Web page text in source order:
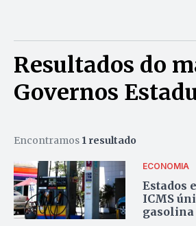
Resultados do
Governos
Encontramos 1 resultado
ECONOMIA
Estados
ICMS
gasolina